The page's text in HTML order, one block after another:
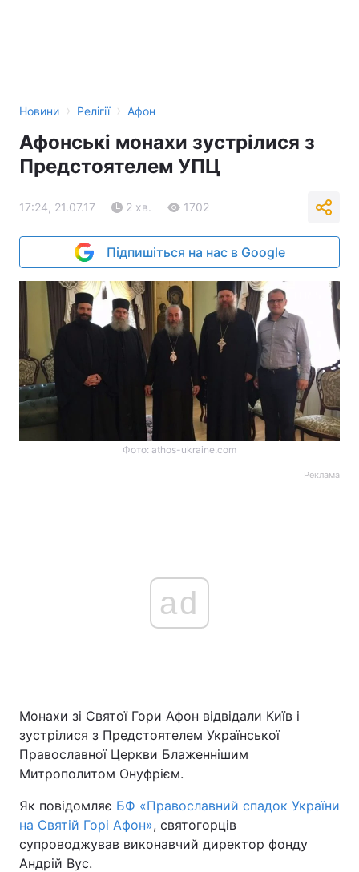
Новини › Релігії › Афон
Афонські монахи зустрілися з
Предстоятелем УПЦ
17:24, 21.07.17 2 хв. 1702
Підпишіться на нас в Google
Фото: athos-ukraine.com
Реклама
ad
Монахи зі Святої Гори Афон відвідали Київ і
зустрілися з Предстоятелем Української
Православної Церкви Блаженнішим
Митрополитом Онуфрієм.
Як повідомляє БФ «Православний спадок України
на Святій Горі Афон», святогорців
супроводжував виконавчий директор фонду
Андрій Вус.